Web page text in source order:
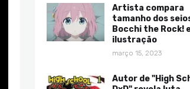
Artista compara
tamanho dos
Bocchi the Rock!
ilustração
março 15, 2023
Autor de "High